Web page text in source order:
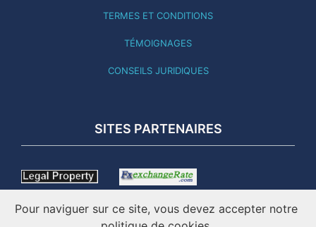
TERMES ET CONDITIONS
TÉMOIGNAGES
CONSEILS JURIDIQUES
SITES PARTENAIRES
Pour naviguer sur ce site, vous devez accepter notre